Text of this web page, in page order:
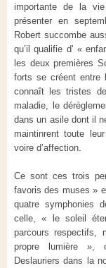
importante de la
présenter en
Robert succombe
qu’il qualifie d’ «
les deux premières
forts se créent entre
connaît les tristes
maladie, le
dans un asile dont il
maintinrent toute
voire d’affection.
Ce sont ces trois
favoris des muses »
quatre symphonies
celle, « le soleil
parcours respectifs,
propre lumière »,
Deslauriers dans la